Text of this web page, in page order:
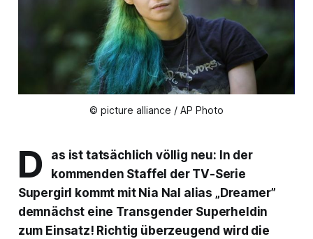
© picture alliance / AP Photo
D
as ist tatsächlich völlig neu: In der
kommenden Staffel der TV-Serie
Supergirl kommt mit Nia Nal alias „Dreamer”
demnächst eine Transgender Superheldin
zum Einsatz! Richtig überzeugend wird die